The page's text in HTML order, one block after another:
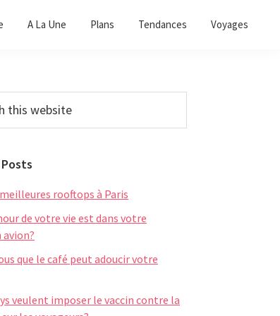
A La Une Plans Tendances Voyages
rooftops à Paris
de votre vie est dans votre
que le café peut adoucir votre
veulent imposer le vaccin contre la